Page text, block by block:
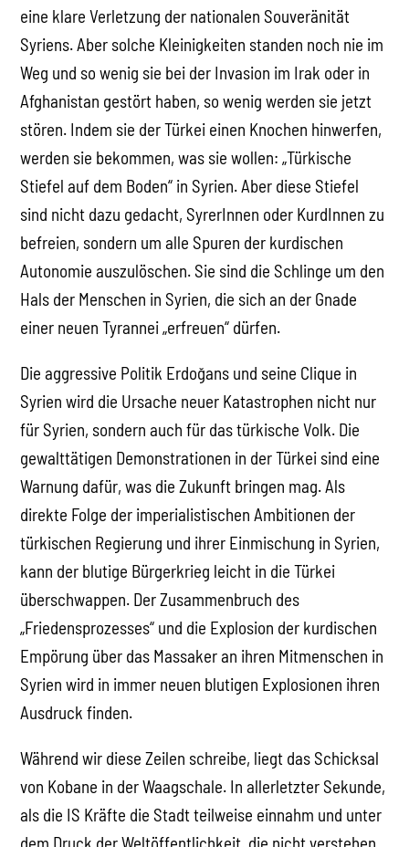
eine klare Verletzung der nationalen Souveränität
Syriens. Aber solche Kleinigkeiten standen noch nie im
Weg und so wenig sie bei der Invasion im Irak oder in
Afghanistan gestört haben, so wenig werden sie jetzt
stören. Indem sie der Türkei einen Knochen hinwerfen,
werden sie bekommen, was sie wollen: „Türkische
Stiefel auf dem Boden“ in Syrien. Aber diese Stiefel
sind nicht dazu gedacht, SyrerInnen oder KurdInnen zu
befreien, sondern um alle Spuren der kurdischen
Autonomie auszulöschen. Sie sind die Schlinge um den
Hals der Menschen in Syrien, die sich an der Gnade
einer neuen Tyrannei „erfreuen“ dürfen.
Die aggressive Politik Erdoğans und seine Clique in
Syrien wird die Ursache neuer Katastrophen nicht nur
für Syrien, sondern auch für das türkische Volk. Die
gewalttätigen Demonstrationen in der Türkei sind eine
Warnung dafür, was die Zukunft bringen mag. Als
direkte Folge der imperialistischen Ambitionen der
türkischen Regierung und ihrer Einmischung in Syrien,
kann der blutige Bürgerkrieg leicht in die Türkei
überschwappen. Der Zusammenbruch des
„Friedensprozesses“ und die Explosion der kurdischen
Empörung über das Massaker an ihren Mitmenschen in
Syrien wird in immer neuen blutigen Explosionen ihren
Ausdruck finden.
Während wir diese Zeilen schreibe, liegt das Schicksal
von Kobane in der Waagschale. In allerletzter Sekunde,
als die IS Kräfte die Stadt teilweise einnahm und unter
dem Druck der Weltöffentlichkeit, die nicht verstehen